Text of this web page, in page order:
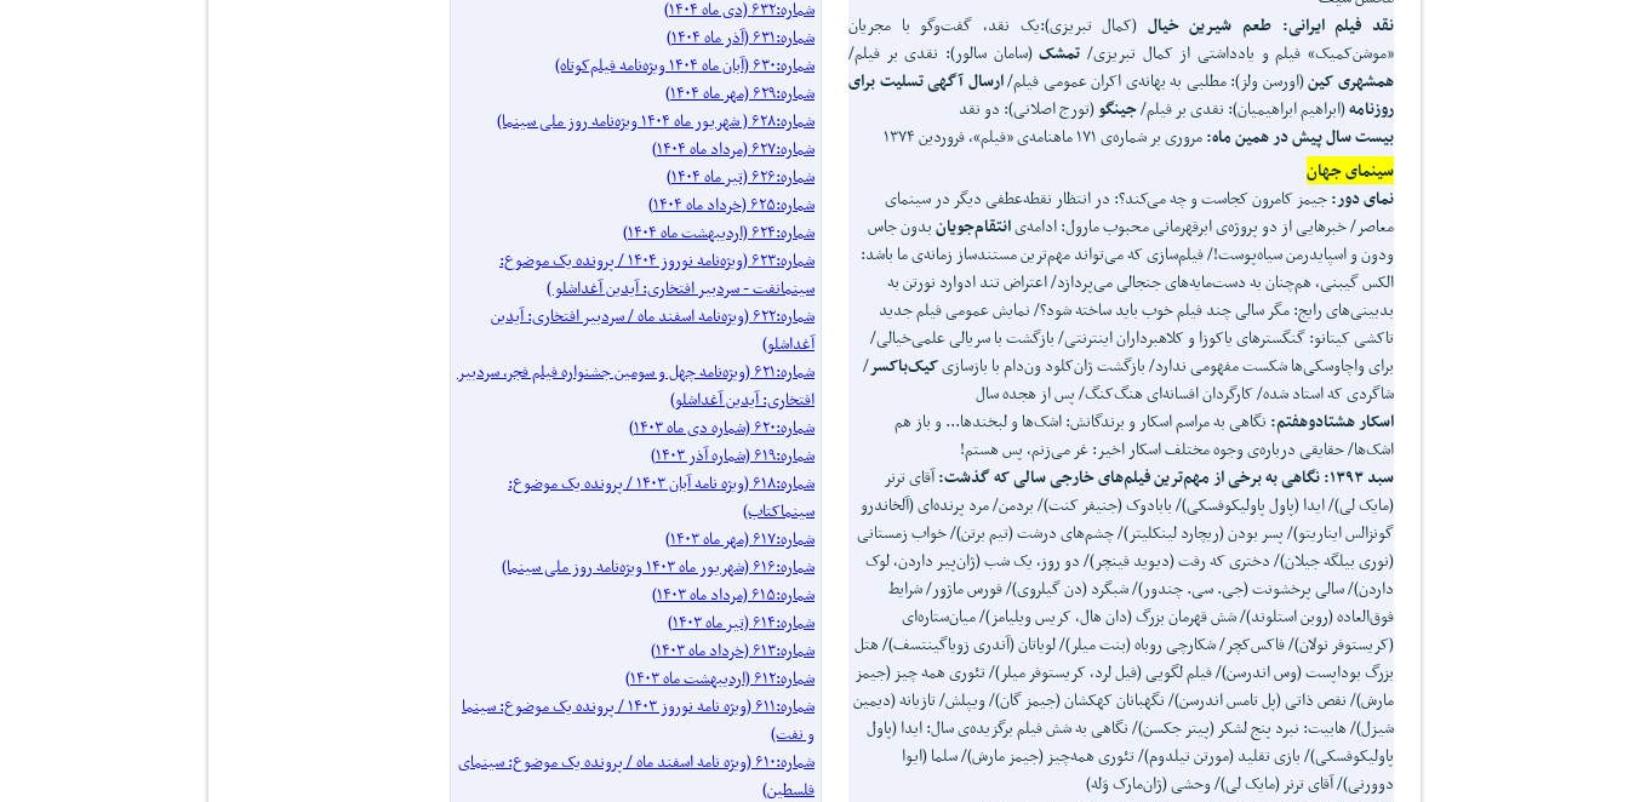
نقد فیلمایرانی: طعم شیرین خیال (کمال تبریزی):یک نقد، گفت‌وگو با مجریان
«موشن‌کمیک» فیلم و یادداشتی از کمال تبریزی/ تمشک(سامان سالور): نقدی بر فیلم/
همشهری کین(اورسن ولز): مطلبی به بهانه‌ی اکران عمومی فیلم/ارسال آگهی تسلیت برای
روزنامه(ابراهیم ابراهیمیان): نقدی بر فیلم/جینگو(تورج اصلانی): دو نقد
بیست سال پیش در همین ماه:مروری بر شماره‌ی ۱۷۱ ماهنامه‌ی «فیلم»، فروردین ۱۳۷۴
سینمای جهان
نمایدور:جیمز کامرون کجاست و چه می‌کند؟: در انتظار نقطه‌عطفی دیگر در سینمای
معاصر/ خبرهایی از دو پروژه‌ی ابرقهرمانی محبوب مارول: ادامه‌یانتقامجویانبدون جاس
ودون و اسپایدرمن سیاه‌پوست!/ فیلم‌سازی که می‌تواند مهم‌ترین مستندساز زمانه‌ی ما باشد:
الکس گیبنی، هم‌چنان به دست‌مایه‌های جنجالی می‌پردازد/ اعتراض تند ادوارد نورتن به
بدبینی‌های رایج: مگر سالی چند فیلم خوب باید ساخته شود؟/ نمایش عمومی فیلم جدید
تاکشی کیتانو: گنگسترهای یاکوزا و کلاهبرداران اینترنتی/ بازگشت با سریالی علمی‌خیالی/
برای واچاوسکی‌ها شکست مفهومی ندارد/ بازگشت ژان‌کلود ون‌دام با بازسازیکیکباکسر/
شاگردی که استاد شده/ کارگردان افسانه‌ای هنگ‌کنگ/ پس از هجده سال
اسکار هشتادوهفتم: نگاهی به مراسم اسکار و برندگانش: اشک‌ها و لبخندها... و باز هم
اشک‌ها/ حقایقی درباره‌ی وجوه مختلف اسکار اخیر: غر می‌زنم، پس هستم!
سبد ۱۳۹۳:
نگاهی به برخی از مهمترین فیلمهای خارجی سالی که گذشت:آقای ترنر
(مایک لی)/ ایدا (پاول پاولیکوفسکی)/ بابادوک (جنیفر کنت)/ بردمن/ مرد پرنده‌ای (آلخاندرو
گونزالس ایناریتو)/ پسر بودن (ریچارد لینکلیتر)/ چشم‌های درشت (تیم برتن)/ خواب زمستانی
(نوری بیلگه جیلان)/ دختری که رفت (دیوید فینچر)/ دو روز، یک شب (ژان‌پیر داردن، لوک
داردن)/ سالی پرخشونت (جی. سی. چندور)/ شبگرد (دن گیلروی)/ فورس ماژور/ شرایط
فوق‌العاده (روبن استلوند)/ شش قهرمان بزرگ (دان هال، کریس ویلیامز)/ میان‌ستاره‌ای
(کریستوفر نولان)/ فاکس‌کچر/ شکارچی روباه (بنت میلر)/ لویاتان (آندری زویاگینتسف)/ هتل
بزرگ بوداپست (وس اندرسن)/ فیلم لگویی (فیل لرد، کریستوفر میلر)/ تئوری همه چیز (جیمز
مارش)/ نقص ذاتی (پل تامس اندرسن)/ نگهبانان کهکشان (جیمز گان)/ ویپلش/ تازیانه (دیمین
شیزل)/ هابیت: نبرد پنج لشکر (پیتر جکسن)/ نگاهی به شش فیلم برگزیده‌ی سال: ایدا (پاول
پاولیکوفسکی)/ بازی تقلید (مورتن تیلدوم)/ تئوری همه‌چیز (جیمز مارش)/ سلما (ایوا
دوورنی)/ آقای ترنر (مایک لی)/ وحشی (ژان‌مارک وَله)
شماره:۶۳۲ (دی ماه ۱۴۰۴)
شماره:۶۳۱ (آذر ماه ۱۴۰۴)
شماره:۶۳۰ (آبان ماه ۱۴۰۴ ویژه‌نامه فیلم‌کوتاه)
شماره:۶۲۹ (مهر ماه ۱۴۰۴)
شماره:۶۲۸ ( شهریور ماه ۱۴۰۴ ویژه‌نامه روز ملی سینما)
شماره:۶۲۷ (مرداد ماه ۱۴۰۴)
شماره:۶۲۶ (تیر ماه ۱۴۰۴)
شماره:۶۲۵ (خرداد ماه ۱۴۰۴)
شماره:۶۲۴ (اردیبهشت ماه ۱۴۰۴)
شماره:۶۲۳ (ویژه‌نامه نوروز ۱۴۰۴ / پرونده یک موضوع:
سینمانفت - سردبیر افتخاری: آیدین آغداشلو )
شماره:۶۲۲ (ویژه‌نامه اسفند ماه / سردبیر افتخاری: آیدین
آغداشلو)
شماره:۶۲۱ (ویژه‌نامه چهل‌ و‌ سومین جشنواره فیلم فجر، سردبیر
افتخاری: آیدین آغداشلو)
شماره:۶۲۰ (شماره دی ماه ۱۴۰۳)
شماره:۶۱۹ (شماره آذر ۱۴۰۳)
شماره:۶۱۸ (ویژه نامه آبان ۱۴۰۳ / پرونده یک موضوع:
سینماکتاب)
شماره:۶۱۷ (مهر ماه ۱۴۰۳)
شماره:۶۱۶ (شهریور ماه ۱۴۰۳ ویژه‌نامه روز ملی سینما)
شماره:۶۱۵ (مرداد ماه ۱۴۰۳)
شماره:۶۱۴ (تیر ماه ۱۴۰۳)
شماره:۶۱۳ (خرداد ماه ۱۴۰۳)
شماره:۶۱۲ (اردیبهشت ماه ۱۴۰۳)
شماره:۶۱۱ (ویژه نامه نوروز ۱۴۰۳ / پرونده یک موضوع: سینما
و نفت)
شماره:۶۱۰ (ویژه نامه اسفند ماه / پرونده یک موضوع: سینمای
فلسطین)